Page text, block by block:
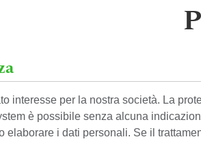
interesse per la nostra società. La
è possibile senza alcuna
elaborare i dati personali. Se il